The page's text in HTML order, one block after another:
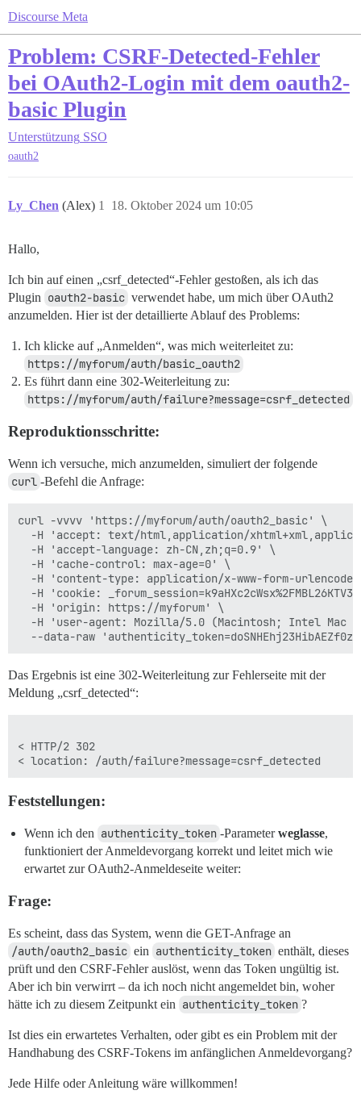
Discourse Meta
Problem: CSRF-Detected-Fehler
bei OAuth2-Login mit dem oauth2-
basic Plugin
Unterstützung SSO
oauth2
Ly_Chen (Alex) 18. Oktober 2024 um 10:05
1
Hallo,
Ich bin auf einen „csrf_detected“-Fehler gestoßen, als ich das
Plugin oauth2-basic verwendet habe, um mich über OAuth2
anzumelden. Hier ist der detaillierte Ablauf des Problems:
Ich klicke auf „Anmelden“, was mich weiterleitet zu:
https://myforum/auth/basic_oauth2
Es führt dann eine 302-Weiterleitung zu:
https://myforum/auth/failure?message=csrf_detected
Reproduktionsschritte:
Wenn ich versuche, mich anzumelden, simuliert der folgende
curl -Befehl die Anfrage:
curl -vvvv 'https://myforum/auth/oauth2_basic' \
-H 'accept: text/html,application/
  -H 'accept-language: zh-CN,zh;q=0.9' \
  -H 'cache-control: max-age=0' \
-H 'content-type: application/x-www-form-
-H 'cookie:
  -H 'origin: https://myforum' \
-H 'user-agent: Mozilla/5.0 (Macintosh; Intel Mac
Das Ergebnis ist eine 302-Weiterleitung zur Fehlerseite mit der
Meldung „csrf_detected“:
< HTTP/2 302
Feststellungen:
Wenn ich den authenticity_token -Parameterweglasse,
funktioniert der Anmeldevorgang korrekt und leitet mich wie
erwartet zur OAuth2-Anmeldeseite weiter:
Frage:
Es scheint, dass das System, wenn die GET-Anfrage an
/auth/oauth2_basic ein authenticity_token enthält, dieses
prüft und den CSRF-Fehler auslöst, wenn das Token ungültig ist.
Aber ich bin verwirrt – da ich noch nicht angemeldet bin, woher
hätte ich zu diesem Zeitpunkt ein authenticity_token ?
Ist dies ein erwartetes Verhalten, oder gibt es ein Problem mit der
Handhabung des CSRF-Tokens im anfänglichen Anmeldevorgang?
Jede Hilfe oder Anleitung wäre willkommen!